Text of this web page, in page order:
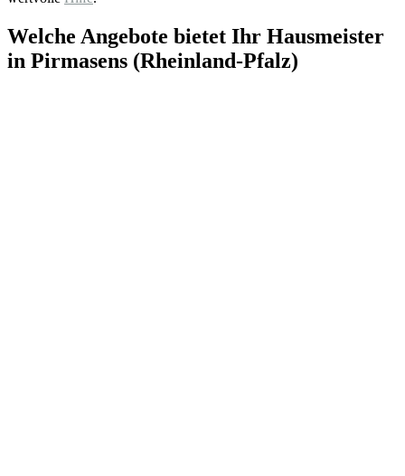
Welche Angebote bietet Ihr Hausmeister
in Pirmasens (Rheinland-Pfalz)